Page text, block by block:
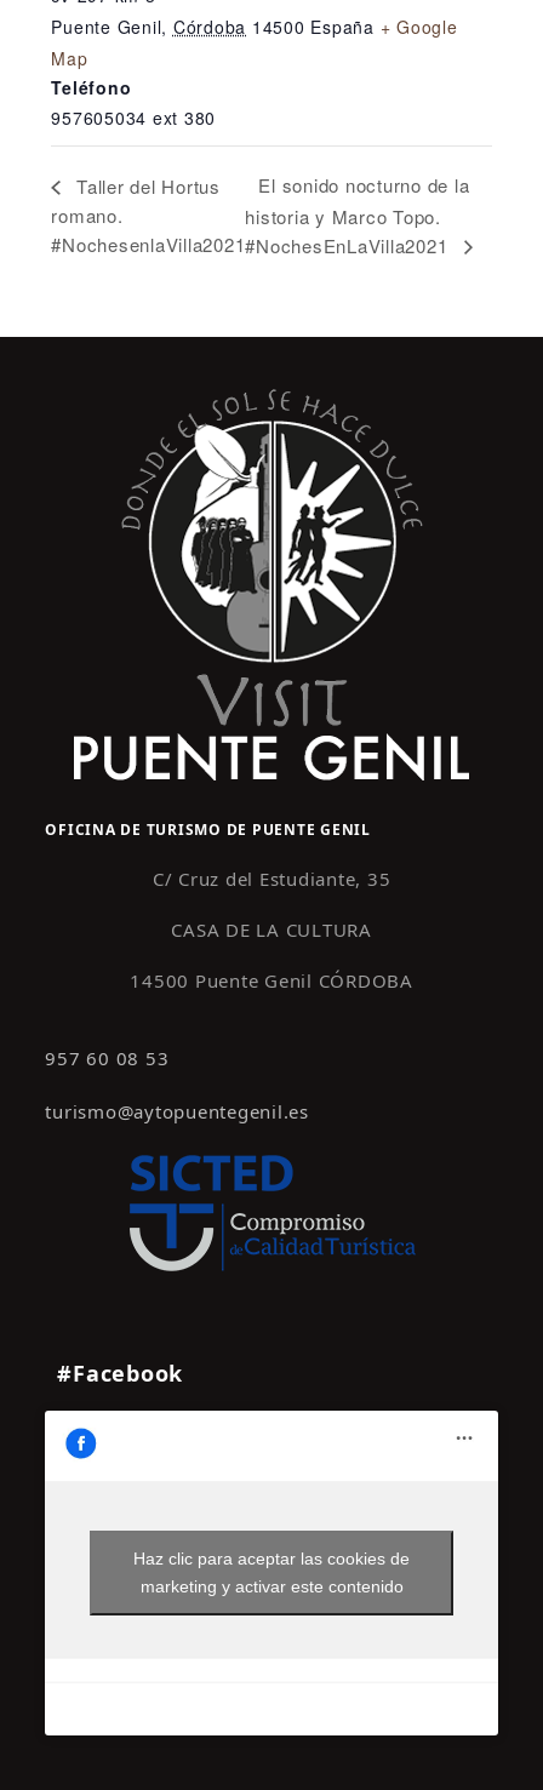
Puente Genil, Córdoba 14500 España + Google
Map
Teléfono
957605034 ext 380
Taller del Hortus
romano.
#NochesenlaVilla2021
El sonido nocturno de la
historia y Marco Topo.
#NochesEnLaVilla2021
OFICINA DE TURISMO DE PUENTE GENIL
C/ Cruz del Estudiante, 35
CASA DE LA CULTURA
14500 Puente Genil CÓRDOBA
957 60 08 53
turismo@aytopuentegenil.es
#Facebook
Haz clic para aceptar las cookies de
marketing y activar este contenido